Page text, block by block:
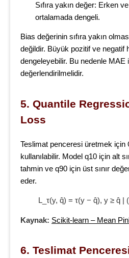
Sıfıra yakın değer: Erken
ortalamada dengeli.
Bias değerinin sıfıra yakın
değildir. Büyük pozitif ve negatif
dengeleyebilir. Bu nedenle MAE
değerlendirilmelidir.
5. Quantile
Loss
Teslimat penceresi üretmek için
kullanılabilir. Model q10 için alt
tahmin ve q90 için üst sınır
eder.
L_τ(y, q̂) = τ(y − q̂), y ≥ q̂ |
Kaynak: Scikit-learn – Mean
6. Teslimat